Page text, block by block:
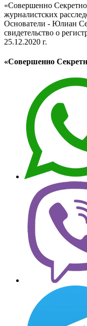
«Совершенно
журналистских
Основатели - Юлиан
свидетельство о
25.12.2020 г.
«Совершенно